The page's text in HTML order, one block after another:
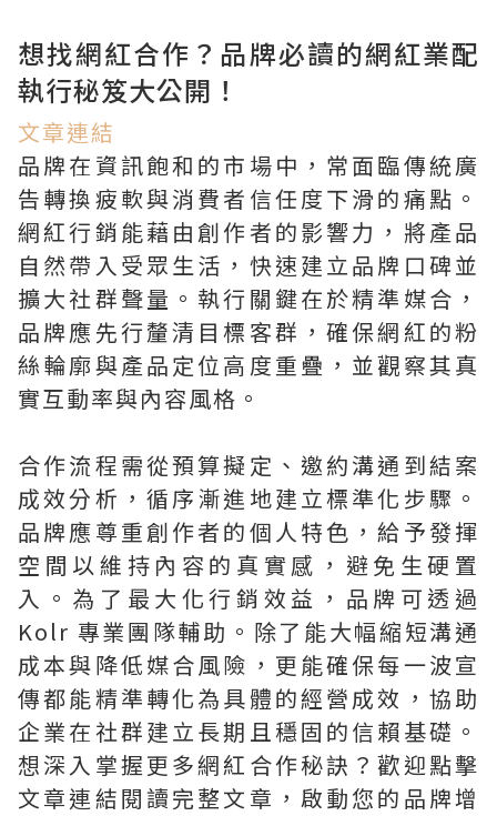
想找網紅合作？品牌必讀的網紅業配
執行秘笈大公開！
文章連結
品牌在資訊飽和的市場中，常面臨傳統廣
告轉換疲軟與消費者信任度下滑的痛點。
網紅行銷能藉由創作者的影響力，將產品
自然帶入受眾生活，快速建立品牌口碑並
擴大社群聲量。執行關鍵在於精準媒合，
品牌應先行釐清目標客群，確保網紅的粉
絲輪廓與產品定位高度重疊，並觀察其真
實互動率與內容風格。
合作流程需從預算擬定、邀約溝通到結案
成效分析，循序漸進地建立標準化步驟。
品牌應尊重創作者的個人特色，給予發揮
空間以維持內容的真實感，避免生硬置
入。為了最大化行銷效益，品牌可透過
Kolr 專業團隊輔助。除了能大幅縮短溝通
成本與降低媒合風險，更能確保每一波宣
傳都能精準轉化為具體的經營成效，協助
企業在社群建立長期且穩固的信賴基礎。
想深入掌握更多網紅合作秘訣？歡迎點擊
文章連結閱讀完整文章，啟動您的品牌增